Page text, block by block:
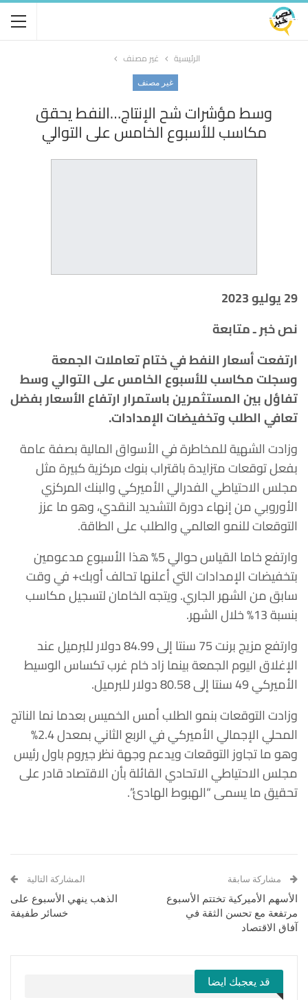
الرئيسية غير مصنف
غير مصنف
وسط مؤشرات شح الإنتاج…النفط يحقق
مكاسب للأسبوع الخامس على التوالي
29 يوليو 2023
نص خبر ـ متابعة
ارتفعت أسعار النفط في ختام تعاملات الجمعة
وسجلت مكاسب للأسبوع ‏الخامس على التوالي وسط
تفاؤل بين المستثمرين باستمرار ارتفاع الأسعار بفضل
‏تعافي الطلب وتخفيضات الإمدادات.‏
وزادت الشهية للمخاطرة في الأسواق المالية بصفة عامة
بفعل توقعات متزايدة ‏باقتراب بنوك مركزية كبيرة مثل
مجلس الاحتياطي الفدرالي الأميركي والبنك ‏المركزي
الأوروبي من إنهاء دورة التشديد النقدي، وهو ما عزز
التوقعات للنمو ‏العالمي والطلب على الطاقة. ‏
وارتفع خاما القياس حوالي 5% هذا الأسبوع مدعومين
بتخفيضات الإمدادات التي ‏أعلنها تحالف أوبك+ في وقت
سابق من الشهر الجاري. ويتجه الخامان لتسجيل ‏مكاسب
بنسبة 13% خلال الشهر.‏
وارتفع مزيج برنت 75 سنتا إلى 84.99 دولار للبرميل عند
الإغلاق اليوم الجمعة ‏بينما زاد خام غرب تكساس الوسيط
الأميركي 49 سنتا إلى 80.58 دولار للبرميل.‏
وزادت التوقعات بنمو الطلب أمس الخميس بعدما نما الناتج
المحلي الإجمالي ‏الأميركي في الربع الثاني بمعدل 2.4%
وهو ما تجاوز التوقعات ويدعم وجهة نظر ‏جيروم باول رئيس
مجلس الاحتياطي الاتحادي القائلة بأن الاقتصاد قادر على
‏تحقيق ما يسمى “الهبوط الهادئ”.‏
مشاركة سابقة
الأسهم الأميركية تختتم الأسبوع
مرتفعة مع تحسن الثقة في
آفاق الاقتصاد
المشاركة التالية
الذهب ينهي الأسبوع على
خسائر طفيفة
قد يعجبك ايضا